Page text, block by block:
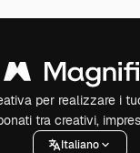
per realizzare i
tra creativi,
Italiano